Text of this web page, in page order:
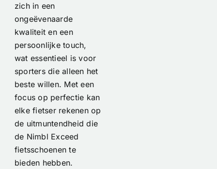
zich in een
ongeëvenaarde
kwaliteit en een
persoonlijke touch,
wat essentieel is voor
sporters die alleen het
beste willen. Met een
focus op perfectie kan
elke fietser rekenen op
de uitmuntendheid die
de Nimbl Exceed
fietsschoenen te
bieden hebben.